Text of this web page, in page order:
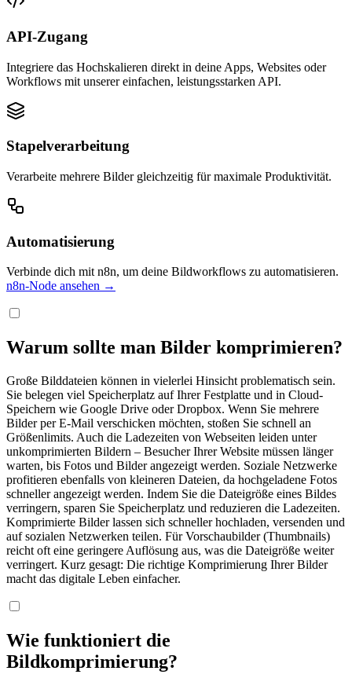
API-Zugang
Integriere das Hochskalieren direkt in deine Apps, Websites oder
Workflows mit unserer einfachen, leistungsstarken API.
Stapelverarbeitung
Verarbeite mehrere Bilder gleichzeitig für maximale Produktivität.
Automatisierung
Verbinde dich mit n8n, um deine Bildworkflows zu automatisieren.
n8n-Node ansehen →
Warum sollte man Bilder komprimieren?
Große Bilddateien können in vielerlei Hinsicht problematisch sein.
Sie belegen viel Speicherplatz auf Ihrer Festplatte und in Cloud-
Speichern wie Google Drive oder Dropbox. Wenn Sie mehrere
Bilder per E-Mail verschicken möchten, stoßen Sie schnell an
Größenlimits. Auch die Ladezeiten von Webseiten leiden unter
unkomprimierten Bildern – Besucher Ihrer Website müssen länger
warten, bis Fotos und Bilder angezeigt werden. Soziale Netzwerke
profitieren ebenfalls von kleineren Dateien, da hochgeladene Fotos
schneller angezeigt werden. Indem Sie die Dateigröße eines Bildes
verringern, sparen Sie Speicherplatz und reduzieren die Ladezeiten.
Komprimierte Bilder lassen sich schneller hochladen, versenden und
auf sozialen Netzwerken teilen. Für Vorschaubilder (Thumbnails)
reicht oft eine geringere Auflösung aus, was die Dateigröße weiter
verringert. Kurz gesagt: Die richtige Komprimierung Ihrer Bilder
macht das digitale Leben einfacher.
Wie funktioniert die
Bildkomprimierung?